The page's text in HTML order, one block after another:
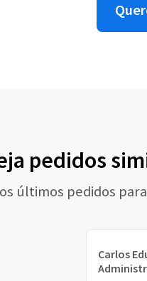
pedidos
os últimos pedidos
Carlos